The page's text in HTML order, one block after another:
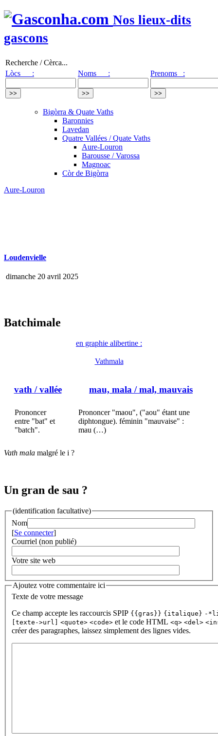
Nos lieux-dits
gascons
Recherche / Cèrca...
Lòcs :
Noms : Prenoms :
Bigòrra & Quate Vaths
Baronnies
Lavedan
Quatre Vallées / Quate Vaths
Aure-Louron
Barousse / Varossa
Magnoac
Còr de Bigòrra
Aure-Louron
Loudenvielle
dimanche 20 avril 2025
Batchimale
en graphie alibertine :
Vathmala
vath / vallée
Prononcer
entre "bat" et
"batch".
mau, mala / mal, mauvais
Prononcer "maou", ("aou" étant une
diphtongue). féminin "mauvaise" :
mau (…)
Vath mala malgré le i ?
Un gran de sau ?
(identification facultative)
Nom
[Se connecter]
Courriel (non publié)
Votre site web
Ajoutez votre commentaire ici
Texte de votre message
Ce champ accepte les raccourcis SPIP {{gras}} {italique} -
[texte->url]
<quote> <code> et le code HTML <q> <del>
créer des paragraphes, laissez simplement des lignes vides.